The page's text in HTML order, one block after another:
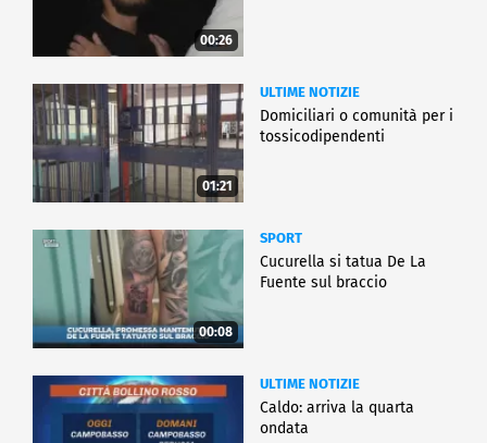
00:26
01:21
ULTIME NOTIZIE
Domiciliari o comunità per i
tossicodipendenti
00:08
SPORT
Cucurella si tatua De La
Fuente sul braccio
ULTIME NOTIZIE
Caldo: arriva la quarta
ondata